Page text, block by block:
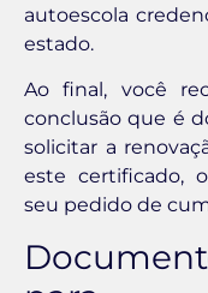
autoescola
estado.
Ao final, você
conclusão que é
solicitar a
este certificado,
seu pedido de